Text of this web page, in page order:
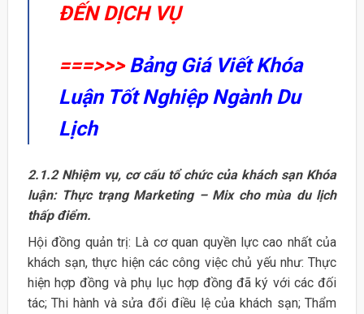
ĐẾN DỊCH VỤ
===>>> Bảng Giá Viết Khóa
Luận Tốt Nghiệp Ngành Du
Lịch
2.1.2 Nhiệm vụ, cơ cấu tổ chức của khách sạn Khóa
luận: Thực trạng Marketing – Mix cho mùa du lịch
thấp điểm.
Hội đồng quản trị: Là cơ quan quyền lực cao nhất của
khách sạn, thực hiện các công việc chủ yếu như: Thực
hiện hợp đồng và phụ lục hợp đồng đã ký với các đối
tác; Thi hành và sửa đổi điều lệ của khách sạn; Thẩm